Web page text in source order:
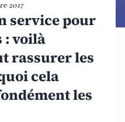
2017
service pour
: voilà
rassurer les
cela
les